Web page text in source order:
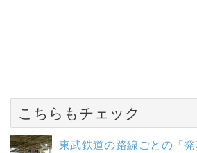
こちらもチェック
東武鉄道の路線ごとの「